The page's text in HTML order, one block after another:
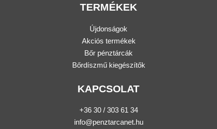
TERMÉKEK
Újdonságok
Akciós termékek
Bőr pénztárcák
Bőrdíszmű kiegészítők
KAPCSOLAT
+36 30 / 303 61 34
info@penztarcanet.hu